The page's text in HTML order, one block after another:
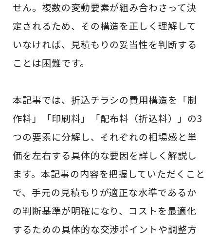
せん。複数の変動要素が組み合わさって決
定されるため、その構造を正しく理解して
いなければ、見積もりの妥当性を判断する
ことは困難です。
本記事では、折込チラシの費用構造を「制
作料」「印刷料」「配布料（折込料）」の3
つの要素に分解し、それぞれの相場感と単
価を左右する具体的な要因を詳しく解説し
ます。本記事の内容を把握していただくこと
で、手元の見積もりが適正な水準であるか
の判断基準が明確になり、コストを最適化
するための具体的な交渉ポイントや調整方